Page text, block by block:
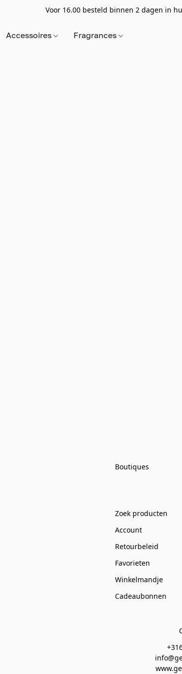
Voor 16.00 besteld binnen 2 dagen in
Accessoires Fragrances
Boutiques
Zoek producten
Account
Retourbeleid
Favorieten
Winkelmandje
Cadeaubonnen